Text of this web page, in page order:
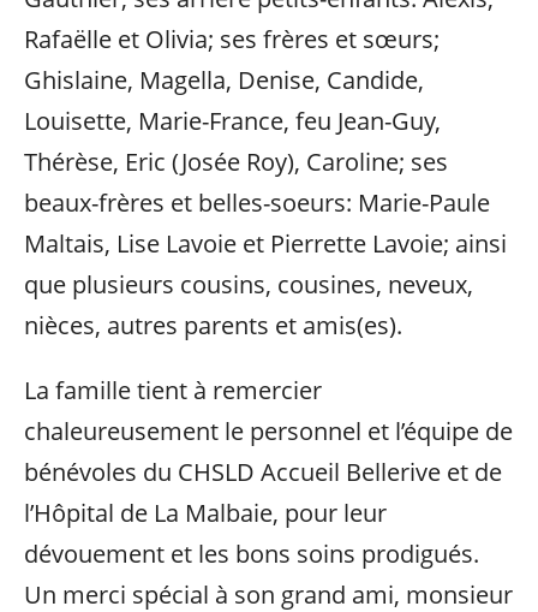
Rafaëlle et Olivia; ses frères et sœurs;
Ghislaine, Magella, Denise, Candide,
Louisette, Marie-France, feu Jean-Guy,
Thérèse, Eric (Josée Roy), Caroline; ses
beaux-frères et belles-soeurs: Marie-Paule
Maltais, Lise Lavoie et Pierrette Lavoie; ainsi
que plusieurs cousins, cousines, neveux,
nièces, autres parents et amis(es).
La famille tient à remercier
chaleureusement le personnel et l’équipe de
bénévoles du CHSLD Accueil Bellerive et de
l’Hôpital de La Malbaie, pour leur
dévouement et les bons soins prodigués.
Un merci spécial à son grand ami, monsieur